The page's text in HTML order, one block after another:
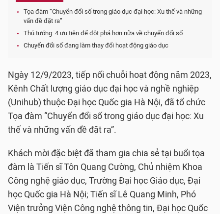
Tọa đàm “Chuyển đổi số trong giáo dục đại học: Xu thế và những
vấn đề đặt ra”
Thủ tướng: 4 ưu tiên để đột phá hơn nữa về chuyển đổi số
Chuyển đổi số đang làm thay đổi hoạt động giáo dục
Ngày 12/9/2023, tiếp nối chuỗi hoạt động năm 2023,
Kênh Chất lượng giáo dục đại học và nghề nghiệp
(Unihub) thuộc Đại học Quốc gia Hà Nội, đã tổ chức
Tọa đàm “Chuyển đổi số trong giáo dục đại học: Xu
thế và những vấn đề đặt ra”.
Khách mời đặc biệt đã tham gia chia sẻ tại buổi tọa
đàm là Tiến sĩ Tôn Quang Cường, Chủ nhiệm Khoa
Công nghệ giáo dục, Trường Đại học Giáo dục, Đại
học Quốc gia Hà Nội; Tiến sĩ Lê Quang Minh, Phó
Viện trưởng Viện Công nghệ thông tin, Đại học Quốc